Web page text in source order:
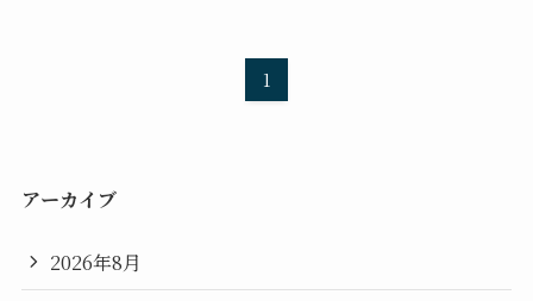
1
アーカイブ
2026年8月